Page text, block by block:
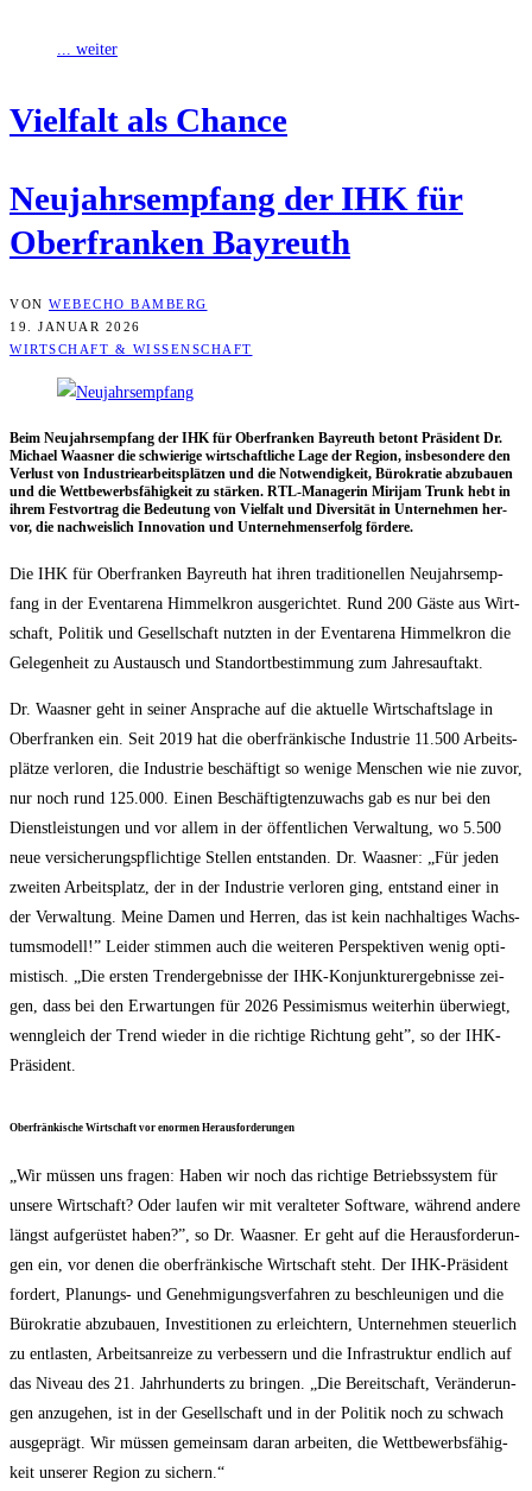
... weiter
Viel­falt als Chance
Neu­jahrs­emp­fang der IHK für
Ober­fran­ken Bayreuth
VON WEBECHO BAMBERG
19. JANUAR 2026
WIRTSCHAFT & WISSENSCHAFT
Beim Neu­jahrs­emp­fang der IHK für Ober­fran­ken Bay­reuth betont Prä­si­dent Dr.
Micha­el Waas­ner die schwie­ri­ge wirt­schaft­li­che Lage der Regi­on, ins­be­son­de­re den
Ver­lust von Indus­trie­ar­beits­plät­zen und die Not­wen­dig­keit, Büro­kra­tie abzu­bau­en
und die Wett­be­werbs­fä­hig­keit zu stär­ken. RTL-Mana­ge­rin Miri­jam Trunk hebt in
ihrem Fest­vor­trag die Bedeu­tung von Viel­falt und Diver­si­tät in Unter­neh­men her­
vor, die nach­weis­lich Inno­va­ti­on und Unter­neh­mens­er­folg fördere.
Die IHK für Ober­fran­ken Bay­reuth hat ihren tra­di­tio­nel­len Neu­jahrs­emp­
fang in der Even­ta­re­na Him­mel­kron aus­ge­rich­tet. Rund 200 Gäs­te aus Wirt­
schaft, Poli­tik und Gesell­schaft nutz­ten in der Even­ta­re­na Him­mel­kron die
Gele­gen­heit zu Aus­tausch und Stand­ort­be­stim­mung zum Jahresauftakt.
Dr. Waas­ner geht in sei­ner Anspra­che auf die aktu­el­le Wirt­schafts­la­ge in
Ober­fran­ken ein. Seit 2019 hat die ober­frän­ki­sche Indus­trie 11.500 Arbeits­
plät­ze ver­lo­ren, die Indus­trie beschäf­tigt so weni­ge Men­schen wie nie zuvor,
nur noch rund 125.000. Einen Beschäf­tig­ten­zu­wachs gab es nur bei den
Dienst­leis­tun­gen und vor allem in der öffent­li­chen Ver­wal­tung, wo 5.500
neue ver­si­che­rungs­pflich­ti­ge Stel­len ent­stan­den. Dr. Waas­ner: „Für jeden
zwei­ten Arbeits­platz, der in der Indus­trie ver­lo­ren ging, ent­stand einer in
der Ver­wal­tung. Mei­ne Damen und Her­ren, das ist kein nach­hal­ti­ges Wachs­
tums­mo­dell!” Lei­der stim­men auch die wei­te­ren Per­spek­ti­ven wenig opti­
mis­tisch. „Die ers­ten Trend­er­geb­nis­se der IHK-Kon­junk­tur­er­geb­nis­se zei­
gen, dass bei den Erwar­tun­gen für 2026 Pes­si­mis­mus wei­ter­hin über­wiegt,
wenn­gleich der Trend wie­der in die rich­ti­ge Rich­tung geht”, so der IHK-
Präsident.
Ober­frän­ki­sche Wirt­schaft vor enor­men Herausforderungen
„Wir müs­sen uns fra­gen: Haben wir noch das rich­ti­ge Betriebs­sys­tem für
unse­re Wirt­schaft? Oder lau­fen wir mit ver­al­te­ter Soft­ware, wäh­rend ande­re
längst auf­ge­rüs­tet haben?”, so Dr. Waas­ner. Er geht auf die Her­aus­for­de­run­
gen ein, vor denen die ober­frän­ki­sche Wirt­schaft steht. Der IHK-Prä­si­dent
for­dert, Pla­nungs- und Geneh­mi­gungs­ver­fah­ren zu beschleu­ni­gen und die
Büro­kra­tie abzu­bau­en, Inves­ti­tio­nen zu erleich­tern, Unter­neh­men steu­er­lich
zu ent­las­ten, Arbeits­an­rei­ze zu ver­bes­sern und die Infra­struk­tur end­lich auf
das Niveau des 21. Jahr­hun­derts zu brin­gen. „Die Bereit­schaft, Ver­än­de­run­
gen anzu­ge­hen, ist in der Gesell­schaft und in der Poli­tik noch zu schwach
aus­ge­prägt. Wir müs­sen gemein­sam dar­an arbei­ten, die Wett­be­werbs­fä­hig­
keit unse­rer Regi­on zu sichern.“